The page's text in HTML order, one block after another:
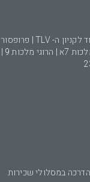
קרליבך 10 פינת החשמונאים, צמוד לקניון ה- TLV | פרופסור
שור 19 | פרופסור שור 1 | הרוגי מלכות 7א | הרוגי מלכות 9 |
במסלולי שכירות